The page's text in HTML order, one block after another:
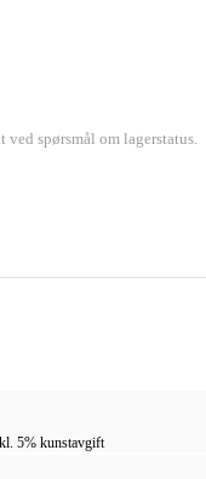
spørsmål om lagerstatus.
5% kunstavgift